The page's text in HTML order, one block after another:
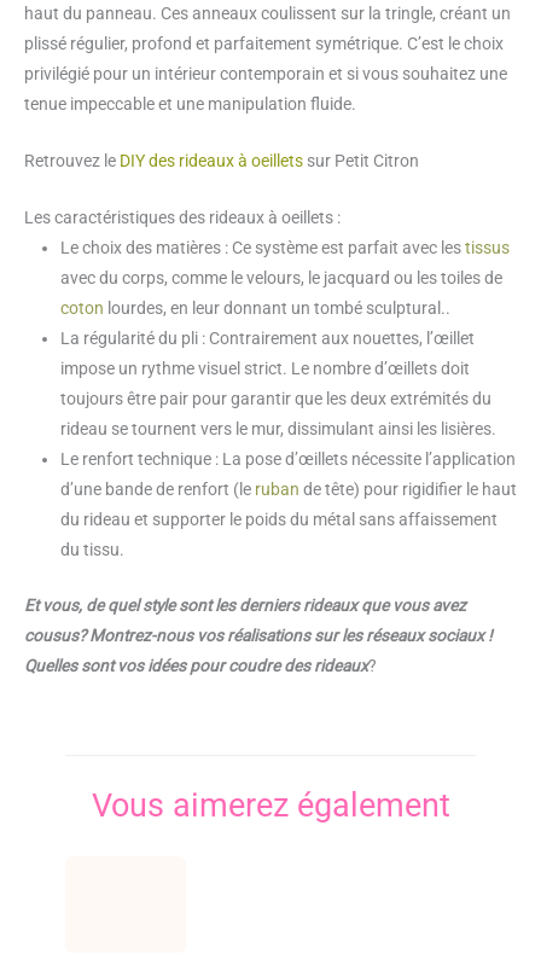
haut du panneau. Ces anneaux coulissent sur la tringle, créant un
plissé régulier, profond et parfaitement symétrique. C’est le choix
privilégié pour un intérieur contemporain et si vous souhaitez une
tenue impeccable et une manipulation fluide.
Retrouvez le DIY des rideaux à oeillets sur Petit Citron
Les caractéristiques des rideaux à oeillets :
Le choix des matières : Ce système est parfait avec lestissus
avec du corps, comme le velours, le jacquard ou les toiles de
coton lourdes, en leur donnant un tombé sculptural..
La régularité du pli : Contrairement aux nouettes, l’œillet
impose un rythme visuel strict. Le nombre d’œillets doit
toujours être pair pour garantir que les deux extrémités du
rideau se tournent vers le mur, dissimulant ainsi les lisières.
Le renfort technique : La pose d’œillets nécessite l’application
d’une bande de renfort (le ruban de tête) pour rigidifier le haut
du rideau et supporter le poids du métal sans affaissement
du tissu.
Et vous, de quel style sont les derniers rideaux que vous avez
cousus? Montrez-nous vos réalisations sur les réseaux sociaux !
Quelles sont vos idées pour coudre des rideaux?
Vous aimerez également